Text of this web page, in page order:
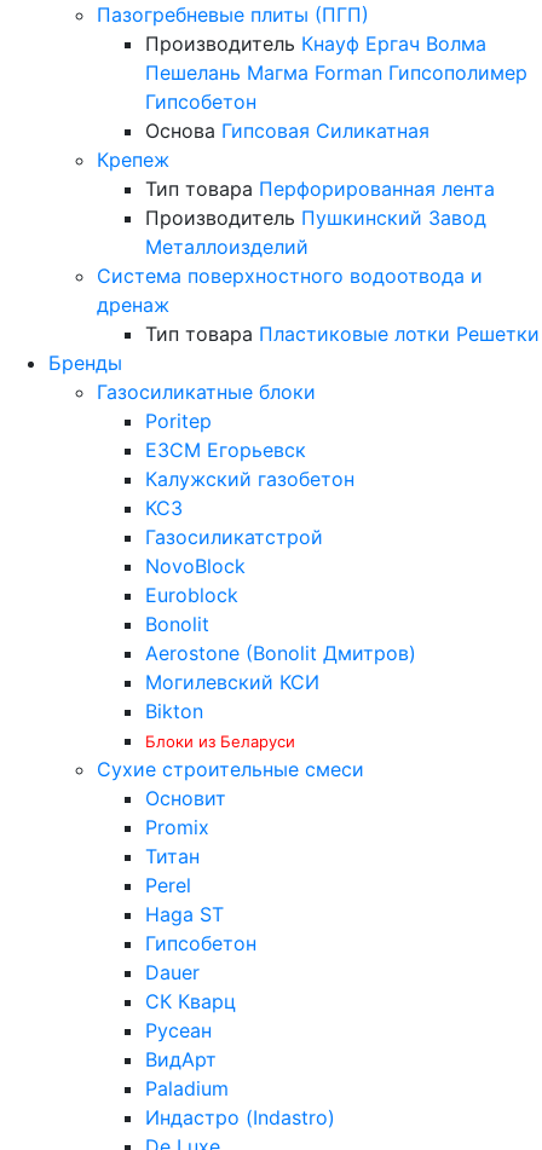
Пазогребневые плиты (ПГП)
Производитель Кнауф Ергач Волма
Пешелань Магма Forman Гипсополимер
Гипсобетон
Основа Гипсовая Силикатная
Крепеж
Тип товара Перфорированная лента
Производитель Пушкинский Завод
Металлоизделий
Система поверхностного водоотвода и
дренаж
Тип товара Пластиковые лотки Решетки
Бренды
Газосиликатные блоки
Poritep
ЕЗСМ Егорьевск
Калужский газобетон
КСЗ
Газосиликатстрой
NovoBlock
Euroblock
Bonolit
Aerostone (Bonolit Дмитров)
Могилевский КСИ
Bikton
Блоки из Беларуси
Сухие строительные смеси
Основит
Promix
Титан
Perel
Haga ST
Гипсобетон
Dauer
СК Кварц
Русеан
ВидАрт
Paladium
Индастро (Indastro)